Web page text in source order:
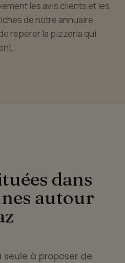
les avis clients et les
de notre annuaire :
repérer la pizzeria qui
dans
autour
seule à proposer de